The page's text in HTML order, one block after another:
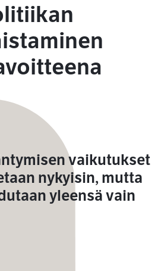
vaikutukset
nykyisin, mutta
yleensä vain